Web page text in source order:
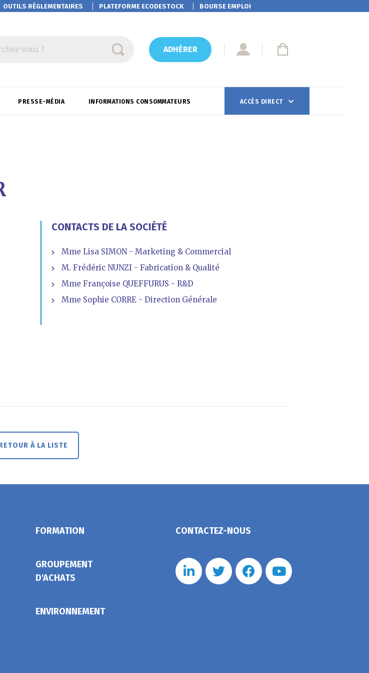
OUTILS RÉGLEMENTAIRES PLATEFORMEECODESTOCK BOURSE EMPLOI
vous ? ADHÉRER
PRESSE-MÉDIA INFORMATIONS CONSOMMATEURS ACCÈS DIRECT
CONTACTS DE LA SOCIÉTÉ
Mme Lisa SIMON - Marketing & Commercial
M. Frédéric NUNZI - Fabrication & Qualité
Mme Françoise QUEFFURUS - R&D
Mme Sophie CORRE - Direction Générale
À LA LISTE
FORMATION
GROUPEMENT
D'ACHATS
ENVIRONNEMENT
CONTACTEZ-NOUS